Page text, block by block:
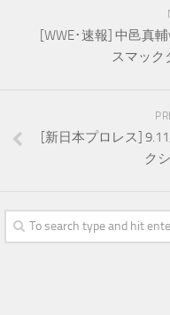
[WWE･速報] 中邑真
スマック
[新日本プロレス]
ク